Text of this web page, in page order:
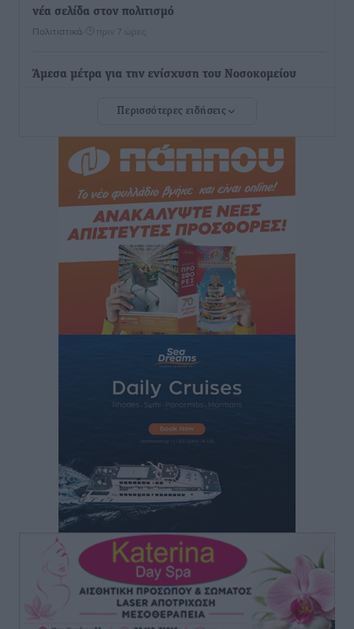
νέα σελίδα στον πολιτισμό
Πολιτιστικά πριν 7 ώρες
Άμεσα μέτρα για την ενίσχυση του Νοσοκομείου
ανακοίνωσε ο Άδωνις Γεωργιάδης
Iατρικός Σύλλογος Ροδου προς Α. Γεωργιάδη:
Στρατηγικές Προτάσεις για την Ενίσχυση της
Δημόσιας Υγείας στη Νησιωτική Ελλάδα και στα
Νοσοκομεία της Γ΄ Ζώνης
πριν 7 ώρες
Πάνθηρες: Ξεκίνησαν αισιόδοξοι για την παρθενική
Αθλητικά• πριν 7 ώρες
Αθλητικά• πριν 7 ώρες
Κλεάνθης: Έτοιμες οι κάρτες διαρκείας της νέας
σεζόν
Αθλητικά πριν 8 ώρες
Ατρόμητος Διμυλιάς: Ο Μαργαρίτης και μία
αδιαπραγμάτευτη φιλοσοφία
Περισσότερες ειδήσεις